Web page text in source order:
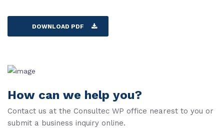
DOWNLOAD PDF
How can we help you?
Contact us at the Consultec WP office nearest to you or
submit a business inquiry online.